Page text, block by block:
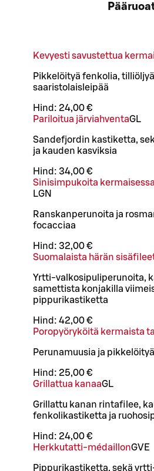
Kevyesti savustettua
Pikkelöityä fenkolia,
saaristolaisleipää
Hind: 24,00 €
Pariloitua järviahventaGL
Sandefjordin kastiketta,
ja kauden kasviksia
Hind: 34,00 €
Sinisimpukoita
LGN
Ranskanperunoita ja
focacciaa
Hind: 32,00 €
Suomalaista härän
Yrtti-valkosipuliperunoita,
samettista konjakilla
pippurikastiketta
Hind: 42,00 €
Poropyöryköitä kermaista
Perunamuusia ja
Hind: 25,00 €
Grillattua kanaaGL
Grillattu kanan rintafilee,
fenkolikastiketta ja
Hind: 24,00 €
Herkkutatti-médaillonGVE
Pippurikastiketta, sekä